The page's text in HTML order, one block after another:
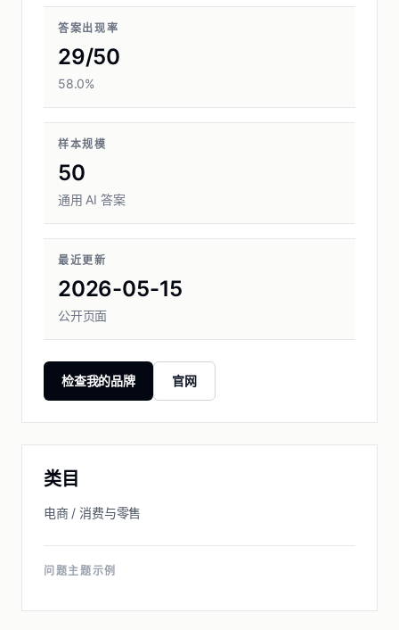
答案出现率
29/50
58.0%
样本规模
50
通用 AI 答案
最近更新
2026-05-15
公开页面
检查我的品牌 官网
类目
电商 / 消费与零售
问题主题示例